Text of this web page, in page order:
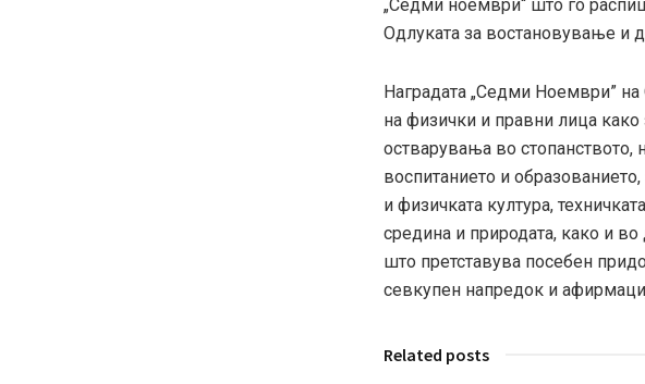
„Седми ноември“ што го
Одлуката за востановување и
Наградата „Седми Ноември”
на физички и правни лица како
остварувања во стопанството,
воспитанието и
и физичката култура,
средина и природата, како и
што претставува посебен
севкупен напредок и
Related posts